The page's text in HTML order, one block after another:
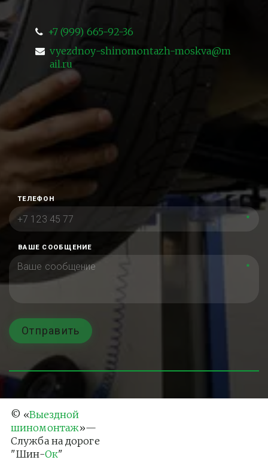
+7 (999) 665-92-36
vyezdnoy-shinomontazh-moskva@m
ail.ru
ТЕЛЕФОН
*
ВАШЕ СООБЩЕНИЕ
*
Отправить
© «Выездной
шиномонтаж»—
Служба на дороге
"Шин-Ок"